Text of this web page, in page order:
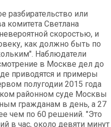
разбирательство или
комитета Светлана
скоростью, и
как должно быть по
Наблюдатели
в Москве дел до
приводятся и примеры
полугодии 2015 года
районном суде Москвы
гражданам в день, а 27
чем по 60 решений. "Это
в час, около девяти минут